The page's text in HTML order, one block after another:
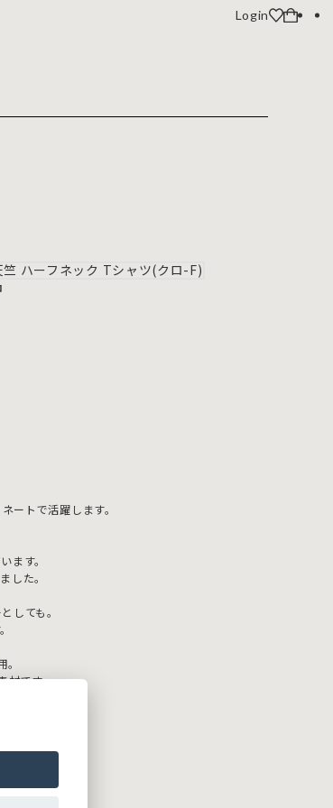
Login
ートで活躍します。
ます。
した。
しても。
材です。